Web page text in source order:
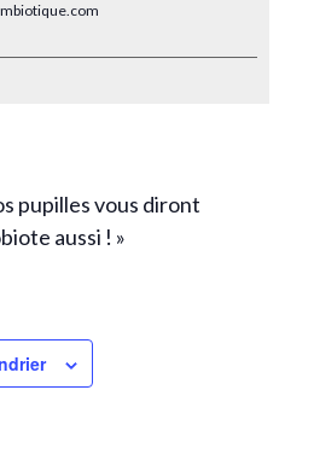
pupilles vous diront
aussi ! »